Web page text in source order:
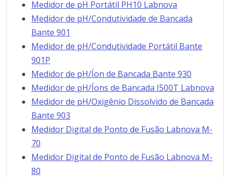
Medidor de pH Portátil PH10 Labnova
Medidor de pH/Condutividade de Bancada
Bante 901
Medidor de pH/Condutividade Portátil Bante
901P
Medidor de pH/Íon de Bancada Bante 930
Medidor de pH/Íons de Bancada I500T Labnova
Medidor de pH/Oxigênio Dissolvido de Bancada
Bante 903
Medidor Digital de Ponto de Fusão Labnova M-
70
Medidor Digital de Ponto de Fusão Labnova M-
80